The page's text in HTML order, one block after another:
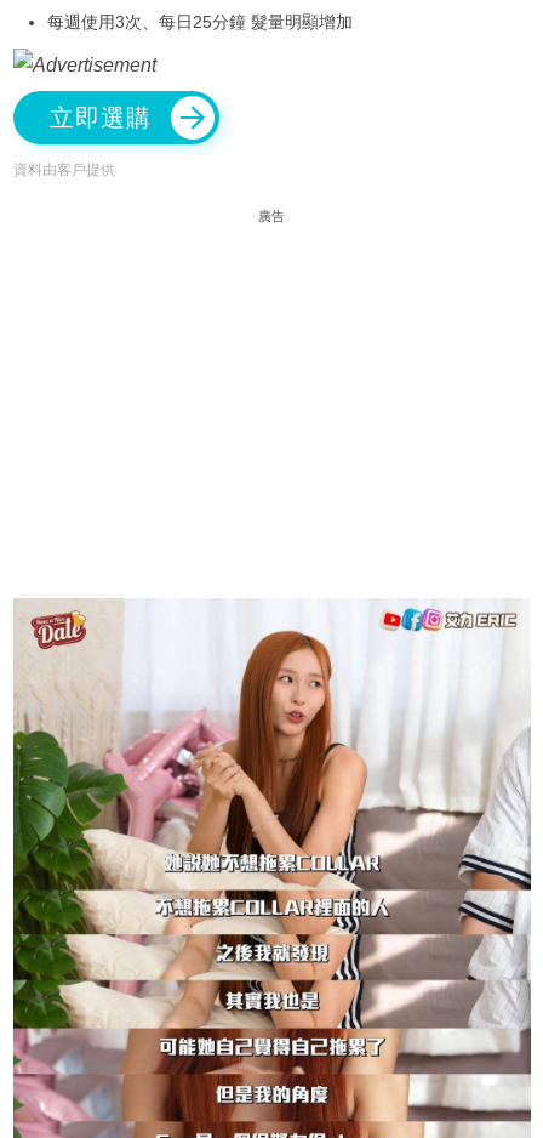
每週使用3次、每日25分鐘 髮量明顯增加
立即選購
資料由客戶提供
廣告